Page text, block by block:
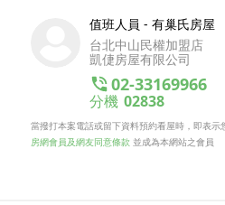
值班人員 - 有巢氏房屋
台北中山民權加盟店
凱倢房屋有限公司
02-33169966
分機 02838
當撥打本案電話或留下資料預約看屋時，即表示
房網會員及網友同意條款 並成為本網站之會員